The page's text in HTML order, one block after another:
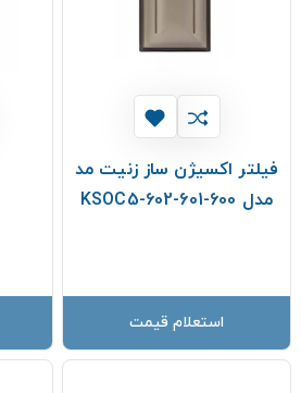
فیلتر اکسیژن ساز زنیت مد
مدل 600-601-602-KSOC5
استعلام قیمت